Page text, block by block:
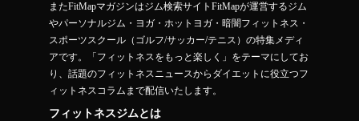
またFitMapマガジンはジム検索サイトFitMapが運営するジム
やパーソナルジム・ヨガ・ホットヨガ・暗闇フィットネス・
スポーツスクール（ゴルフ/サッカー/テニス）の特集メディ
アです。「フィットネスをもっと楽しく」をテーマにしてお
り、話題のフィットネスニュースからダイエットに役立つフ
ィットネスコラムまで配信いたします。
フィットネスジムとは